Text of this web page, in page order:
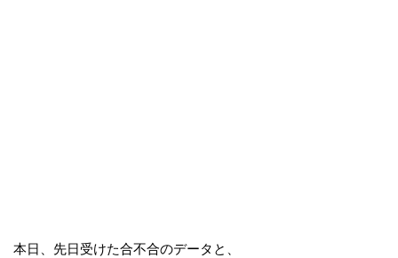
本日、先日受けた合不合のデータと、